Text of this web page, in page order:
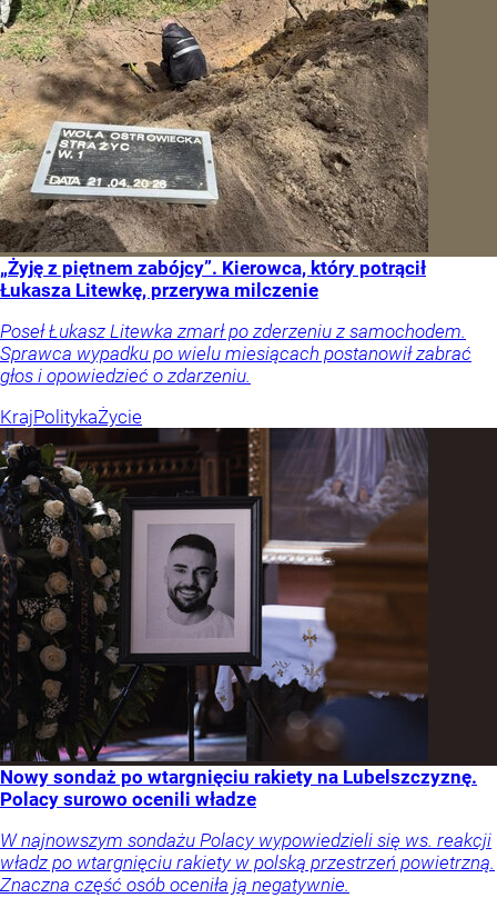
„Żyję z piętnem zabójcy”. Kierowca, który potrącił
Łukasza Litewkę, przerywa milczenie
Poseł Łukasz Litewka zmarł po zderzeniu z samochodem.
Sprawca wypadku po wielu miesiącach postanowił zabrać
głos i opowiedzieć o zdarzeniu.
KrajPolitykaŻycie
Nowy sondaż po wtargnięciu rakiety na Lubelszczyznę.
Polacy surowo ocenili władze
W najnowszym sondażu Polacy wypowiedzieli się ws. reakcji
władz po wtargnięciu rakiety w polską przestrzeń powietrzną.
Znaczna część osób oceniła ją negatywnie.